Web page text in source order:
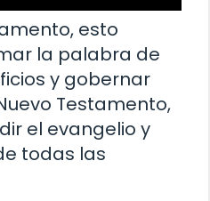
esto
la palabra de
y gobernar
Testamento,
el evangelio y
todas las